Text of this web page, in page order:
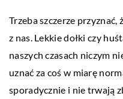
Trzeba szczerze przyznać,
z nas. Lekkie dołki czy
naszych czasach niczym
uznać za coś w miarę
sporadycznie i nie trwają